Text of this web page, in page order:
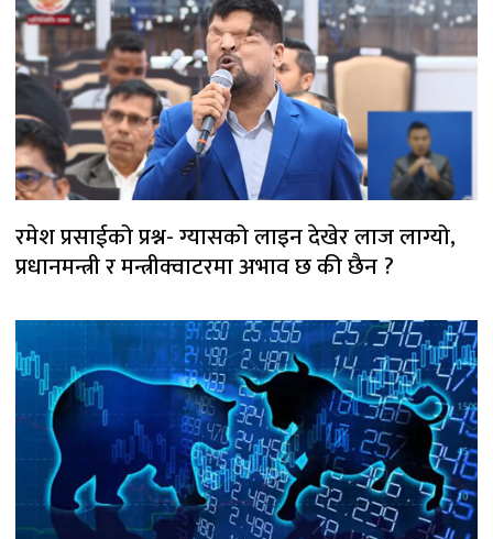
रमेश प्रसाईको प्रश्न- ग्यासको लाइन देखेर लाज लाग्यो,
प्रधानमन्त्री र मन्त्रीक्वाटरमा अभाव छ की छैन ?